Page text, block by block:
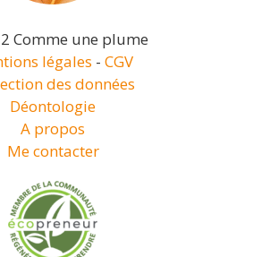
Comme une plume
légales - CGV
des données
Déontologie
A propos
Me contacter